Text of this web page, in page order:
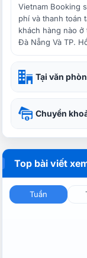
Châu
2
Khám
Khám
Thiên
Châu
Vietnam Booking
phí và thanh toán
khách hàng nào
Đà Nẵng Và TP.
Tại văn
Chuyển
Top bài viết
Tuần